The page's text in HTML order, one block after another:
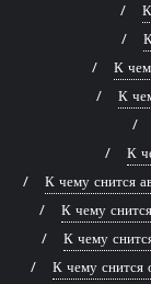
К
К
К
К чему снится
К чему
К чему
К чему снится